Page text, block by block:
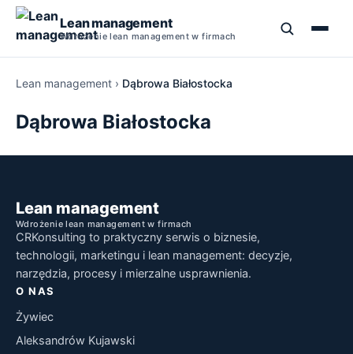
Lean management
Wdrożenie lean management w firmach
Szkolenia Lean Management
Kurs Lean Management
Książki o Lean Management
5S
PDCA
SMED
5 Why
Jidoka
Narzędzia Lean Manufacturing
Szkolenie Lean Manufacturing
Lean management › Dąbrowa Białostocka
Dąbrowa Białostocka
Lean management
Wdrożenie lean management w firmach
CRKonsulting to praktyczny serwis o biznesie,
technologii, marketingu i lean management: decyzje,
narzędzia, procesy i mierzalne usprawnienia.
O NAS
Żywiec
Aleksandrów Kujawski